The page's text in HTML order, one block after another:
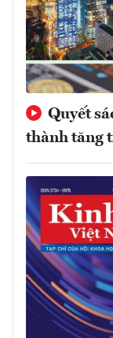
Quyết
thành tăng